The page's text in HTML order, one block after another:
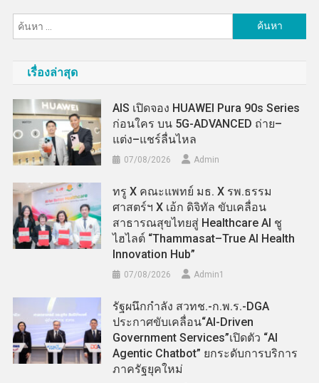
สำหรับ:
เรื่องล่าสุด
AIS เปิดจอง HUAWEI Pura 90s Series
ก่อนใคร บน 5G-ADVANCED ถ่าย–
แต่ง–แชร์ลื่นไหล
07/08/2026 Admin
ทรู X คณะแพทย์ มธ. X รพ.ธรรม
ศาสตร์ฯ X เอ้ก ดิจิทัล ขับเคลื่อน
สาธารณสุขไทยสู่ Healthcare AI ชู
ไฮไลต์ “Thammasat–True AI Health
Innovation Hub”
07/08/2026 Admin​1
รัฐผนึกกำลัง สวทช.-ก.พ.ร.-DGA
ประกาศขับเคลื่อน“AI-Driven
Government Services”เปิดตัว “AI
Agentic Chatbot” ยกระดับการบริการ
ภาครัฐยุคใหม่